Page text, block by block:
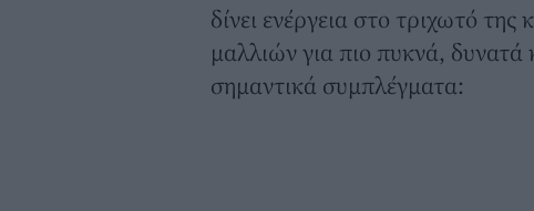
δίνει ενέργεια στο τριχωτό της
μαλλιών για πιο πυκνά, δυνατά
σημαντικά συμπλέγματα: